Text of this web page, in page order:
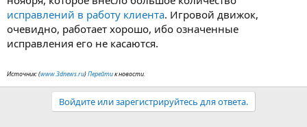
исправлений в работу клиента. Игровой движок,
очевидно, работает хорошо, ибо означенные
исправления его не касаются.
Источник: (www.3dnews.ru)Перейтик новости.
Войдите или зарегистрируйтесь для ответа.